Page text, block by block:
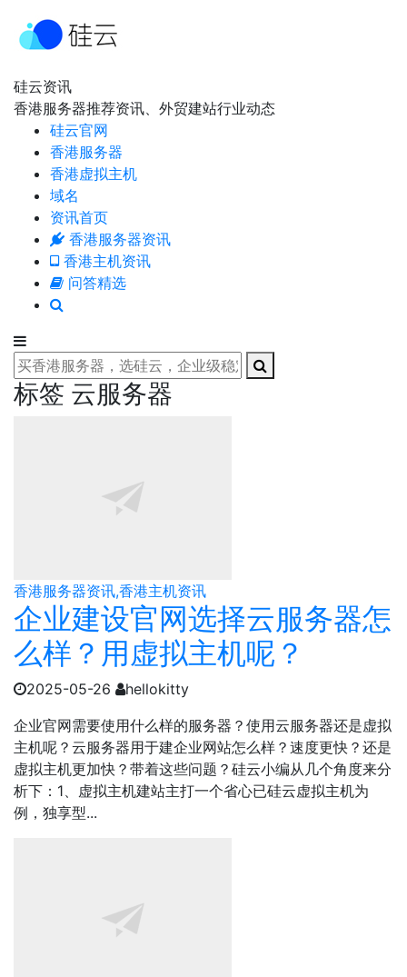
硅云资讯
香港服务器推荐资讯、外贸建站行业动态
硅云官网
香港服务器
香港虚拟主机
域名
资讯首页
香港服务器资讯
香港主机资讯
问答精选
标签 云服务器
香港服务器资讯,香港主机资讯
企业建设官网选择云服务器怎
么样？用虚拟主机呢？
2025-05-26
hellokitty
企业官网需要使用什么样的服务器？使用云服务器还是虚拟
主机呢？云服务器用于建企业网站怎么样？速度更快？还是
虚拟主机更加快？带着这些问题？硅云小编从几个角度来分
析下：1、虚拟主机建站主打一个省心已硅云虚拟主机为
例，独享型...